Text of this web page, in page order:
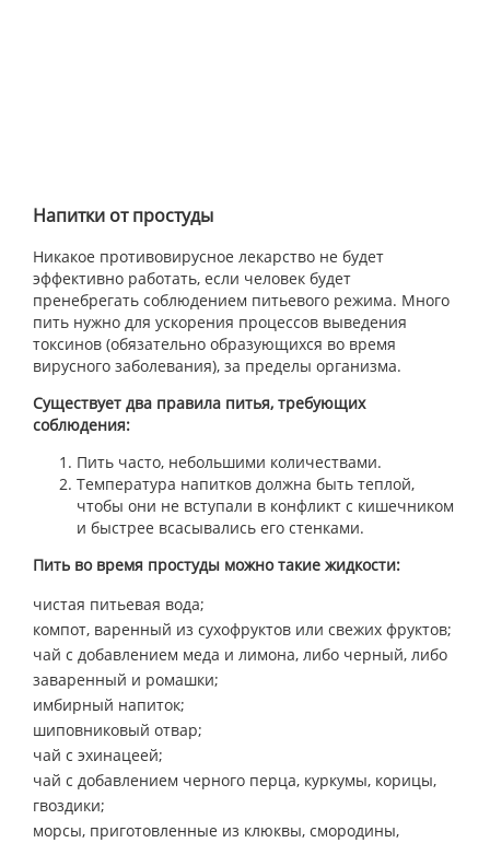
Напитки от простуды
Никакое противовирусное лекарство не будет
эффективно работать, если человек будет
пренебрегать соблюдением питьевого режима. Много
пить нужно для ускорения процессов выведения
токсинов (обязательно образующихся во время
вирусного заболевания), за пределы организма.
Существует два правила питья, требующих
соблюдения:
Пить часто, небольшими количествами.
Температура напитков должна быть теплой,
чтобы они не вступали в конфликт с кишечником
и быстрее всасывались его стенками.
Пить во время простуды можно такие жидкости:
чистая питьевая вода;
компот, варенный из сухофруктов или свежих фруктов;
чай с добавлением меда и лимона, либо черный, либо
заваренный и ромашки;
имбирный напиток;
шиповниковый отвар;
чай с эхинацеей;
чай с добавлением черного перца, куркумы, корицы,
гвоздики;
морсы, приготовленные из клюквы, смородины,